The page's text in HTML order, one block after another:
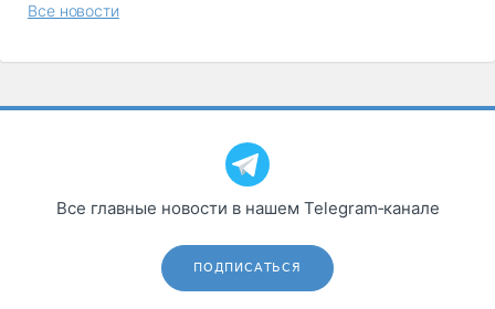
Все новости
Все главные новости в нашем Telegram‑канале
ПОДПИСАТЬСЯ